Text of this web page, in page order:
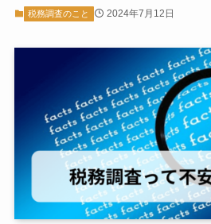
税務調査のこと 2024年7月12日